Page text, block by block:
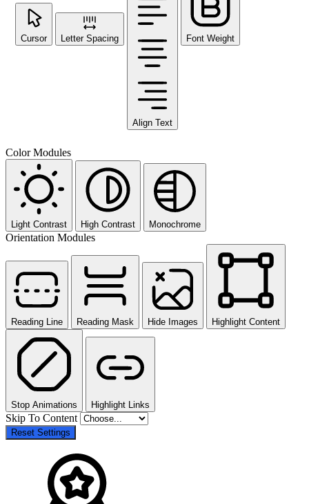
Cursor Letter Spacing
Align Text
Font Weight
Color Modules
Light Contrast High Contrast Monochrome
Orientation Modules
Reading Line Reading Mask Hide Images Highlight Content
Stop Animations Highlight Links
Skip To Content
Reset Settings